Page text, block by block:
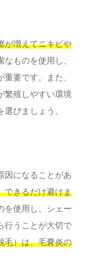
が増えてニキビや
なものを使用し、
要です。また、
繁殖しやすい環境
びましょう。
因になることがあ
できるだけ避けま
を使用し、シェー
行うことが大切で
毛）は、毛嚢炎の